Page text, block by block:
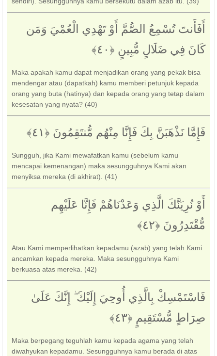
أَفَأَنتَ تُسْمِعُ الصُّمَّ أَوْ تَهْدِي الْعُمْيَ وَمَن
كَانَ فِي ضَلَالٍ مُّبِينٍ ‎﴿٤٠﴾‏
Maka apakah kamu dapat menjadikan orang yang pekak bisa
mendengar atau (dapatkah) kamu memberi petunjuk kepada
orang yang buta (hatinya) dan kepada orang yang tetap dalam
kesesatan yang nyata? (40)
فَإِمَّا نَذْهَبَنَّ بِكَ فَإِنَّا مِنْهُم مُّنتَقِمُونَ ‎﴿٤١﴾‏
Sungguh, jika Kami mewafatkan kamu (sebelum kamu
mencapai kemenangan) maka sesungguhnya Kami akan
menyiksa mereka (di akhirat). (41)
أَوْ نُرِيَنَّكَ الَّذِي وَعَدْنَاهُمْ فَإِنَّا عَلَيْهِم
مُّقْتَدِرُونَ ‎﴿٤٢﴾‏
Atau Kami memperlihatkan kepadamu (azab) yang telah Kami
ancamkan kepada mereka. Maka sesungguhnya Kami
berkuasa atas mereka. (42)
فَاسْتَمْسِكْ بِالَّذِي أُوحِيَ إِلَيْكَ ۖ إِنَّكَ عَلَىٰ
صِرَاطٍ مُّسْتَقِيمٍ ‎﴿٤٣﴾‏
Maka berpegang teguhlah kamu kepada agama yang telah
diwahyukan kepadamu. Sesungguhnya kamu berada di atas